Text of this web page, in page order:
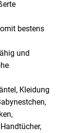
bestens
und
Kleidung